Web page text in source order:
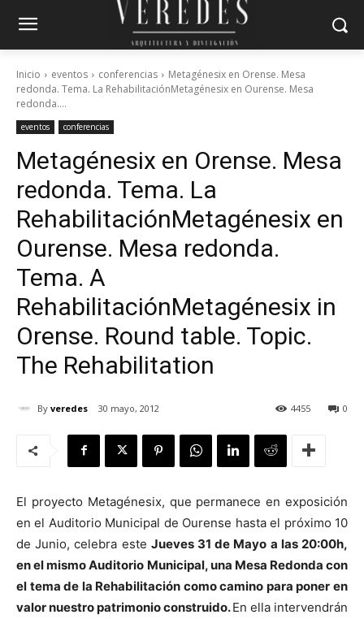
Inicio eventos conferencias
Metagénesix en Orense. Mesa
redonda. Tema. La RehabilitaciónMetagénesix en Ourense. Mesa
redonda....
eventos conferencias
Metagénesix en Orense. Mesa
redonda. Tema. La
RehabilitaciónMetagénesix en
Ourense. Mesa redonda.
Tema. A
RehabilitaciónMetagénesix in
Orense. Round table. Topic.
The Rehabilitation
By veredes 30 mayo, 2012 0
4455
El proyecto Metagénesix, que permanece en exposición
en el Auditorio Municipal de Ourense hasta el próximo 10
de Junio, celebra este Jueves 31 de Mayo a las 20:00h,
en el mismo Auditorio Municipal, una Mesa Redonda con
el tema de la Rehabilitación como camino para poner en
valor nuestro patrimonio construido.En ella intervendrán